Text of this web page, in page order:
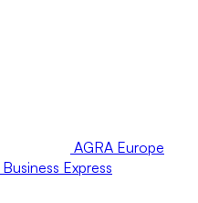
AGRA Europe
Business Express